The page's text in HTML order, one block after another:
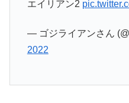
エイリアン2
— ゴジライアンさん
2022